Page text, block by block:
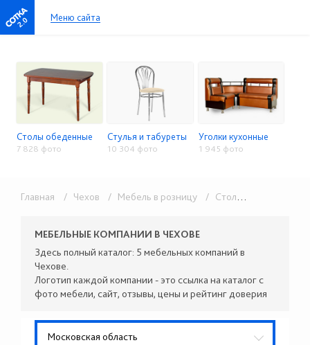
2.0 Меню сайта
Столы обеденные
7 828 фото
Стулья и табуреты
10 304 фото
Уголки кухонные
1 945 фото
Главная / Чехов / Мебель в розницу / Столы, стулья, кухонные уголки
МЕБЕЛЬНЫЕ КОМПАНИИ В ЧЕХОВЕ
Здесь полный каталог: 5 мебельных компаний в
Чехове.
Логотип каждой компании - это ссылка на каталог с
фото мебели, сайт, отзывы, цены и рейтинг доверия
Московская область